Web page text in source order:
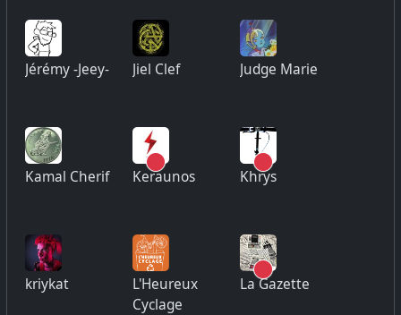
Jérémy -Jeey- Jiel Clef Judge Marie
Kamal Cherif Keraunos Khrys
kriykat
L'Heureux
Cyclage
La Gazette